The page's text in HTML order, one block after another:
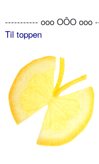
----------- ooo OÔO ooo
Til toppen